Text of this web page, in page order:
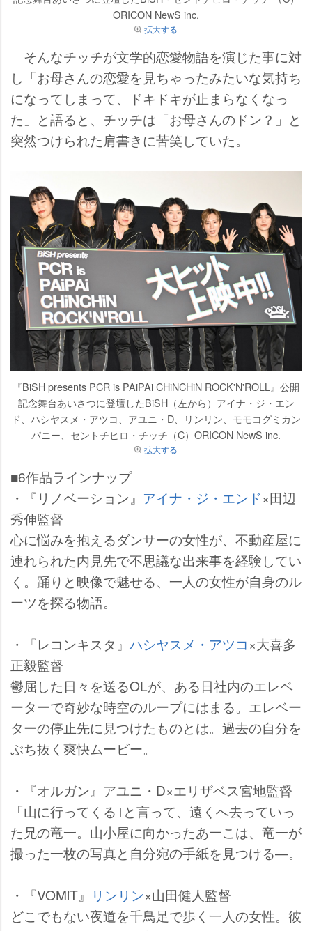
ORICON NewS inc.
拡大する
そんなチッチが文学的恋愛物語を演じた事に対
し「お母さんの恋愛を見ちゃったみたいな気持ち
になってしまって、ドキドキが止まらなくなっ
た」と語ると、チッチは「お母さんのドン？」と
突然つけられた肩書きに苦笑していた。
『BiSH presents PCR is PAiPAi CHiNCHiN ROCK'N'ROLL』公開
記念舞台あいさつに登壇したBiSH（左から）アイナ・ジ・エン
ド、ハシヤスメ・アツコ、アユニ・D、リンリン、モモコグミカン
パニー、セントチヒロ・チッチ（C）ORICON NewS inc.
拡大する
■6作品ラインナップ
・『リノベーション』 アイナ・ジ・エンド×田辺
秀伸監督
心に悩みを抱えるダンサーの女性が、不動産屋に
連れられた内見先で不思議な出来事を経験してい
く。踊りと映像で魅せる、一人の女性が自身のル
ーツを探る物語。
・『レコンキスタ』 ハシヤスメ・アツコ×大喜多
正毅監督
鬱屈した日々を送るOLが、ある日社内のエレベ
ーターで奇妙な時空のループにはまる。エレベー
ターの停止先に見つけたものとは。過去の自分を
ぶち抜く爽快ムービー。
・『オルガン』アユニ・D×エリザベス宮地監督
「山に行ってくる｣と言って、遠くへ去っていっ
た兄の竜一。山小屋に向かったあーこは、竜一が
撮った一枚の写真と自分宛の手紙を見つける―。
・『VOMiT』 リンリン×山田健人監督
どこでもない夜道を千鳥足で歩く一人の女性。彼